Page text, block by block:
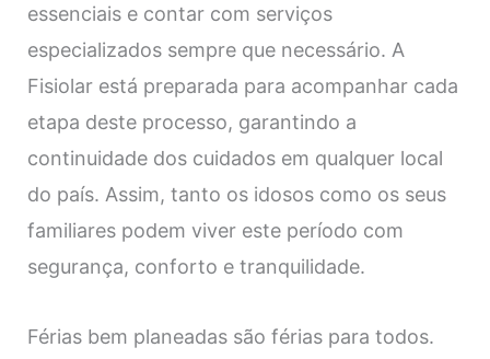
essenciais e contar com serviços
especializados sempre que necessário. A
Fisiolar está preparada para acompanhar cada
etapa deste processo, garantindo a
continuidade dos cuidados em qualquer local
do país. Assim, tanto os idosos como os seus
familiares podem viver este período com
segurança, conforto e tranquilidade.
Férias bem planeadas são férias para todos.